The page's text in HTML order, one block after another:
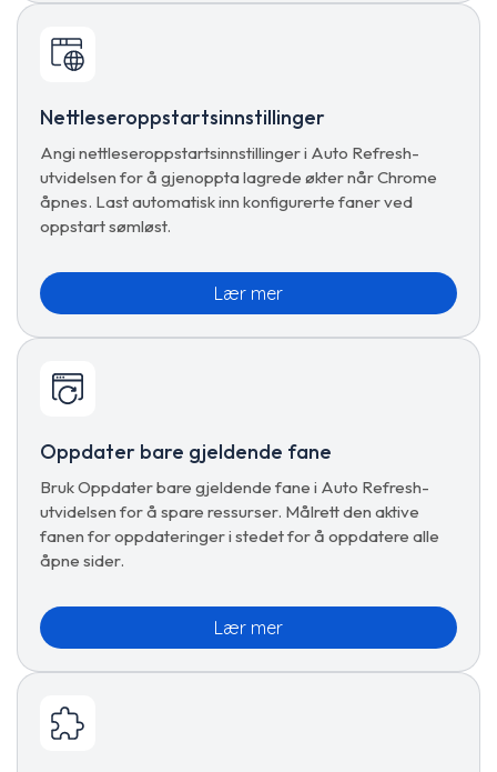
Nettleseroppstartsinnstillinger
Angi nettleseroppstartsinnstillinger i Auto Refresh-
utvidelsen for å gjenoppta lagrede økter når Chrome
åpnes. Last automatisk inn konfigurerte faner ved
oppstart sømløst.
Lær mer
Oppdater bare gjeldende fane
Bruk Oppdater bare gjeldende fane i Auto Refresh-
utvidelsen for å spare ressurser. Målrett den aktive
fanen for oppdateringer i stedet for å oppdatere alle
åpne sider.
Lær mer